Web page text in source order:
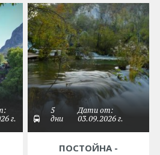
г.
5
дни
Дати от:
03.09.2026 г.
ПОСТОЙНА -